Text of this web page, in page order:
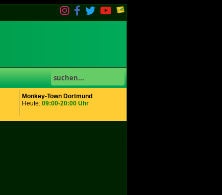
Monkey-Town Dortmund
Heute: 09:00-20:00 Uhr